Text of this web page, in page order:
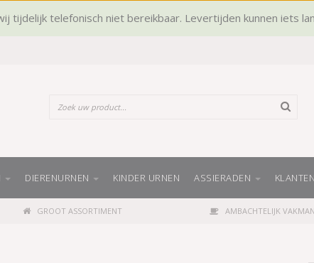
tijdelijk telefonisch niet bereikbaar. Levertijden kunnen iets
DIERENURNEN KINDER URNEN ASSIERADEN
GROOT ASSORTIMENT AMBACHTELIJK